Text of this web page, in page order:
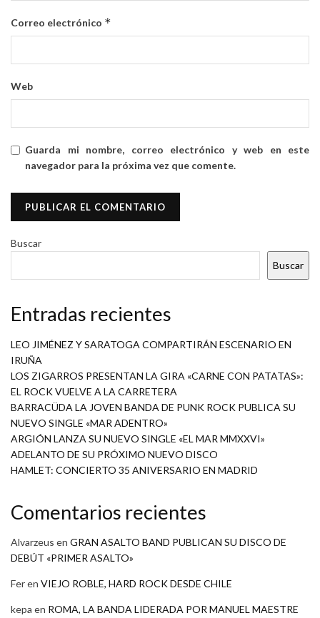
Correo electrónico *
Web
Guarda mi nombre, correo electrónico y web en este
navegador para la próxima vez que comente.
Buscar
Buscar
Entradas recientes
LEO JIMÉNEZ Y SARATOGA COMPARTIRÁN ESCENARIO EN
IRUÑA
LOS ZIGARROS PRESENTAN LA GIRA «CARNE CON PATATAS»:
EL ROCK VUELVE A LA CARRETERA
BARRACÜDA LA JOVEN BANDA DE PUNK ROCK PUBLICA SU
NUEVO SINGLE «MAR ADENTRO»
ARGIÓN LANZA SU NUEVO SINGLE «EL MAR MMXXVI»
ADELANTO DE SU PRÓXIMO NUEVO DISCO
HAMLET: CONCIERTO 35 ANIVERSARIO EN MADRID
Comentarios recientes
Alvarzeus en GRAN ASALTO BAND PUBLICAN SU DISCO DE
DEBÚT «PRIMER ASALTO»
Feren VIEJO ROBLE, HARD ROCK DESDE CHILE
kepa en ROMA, LA BANDA LIDERADA POR MANUEL MAESTRE